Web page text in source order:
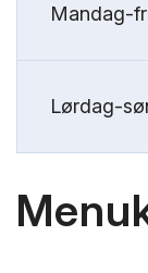
Mandag-
Lørdag-